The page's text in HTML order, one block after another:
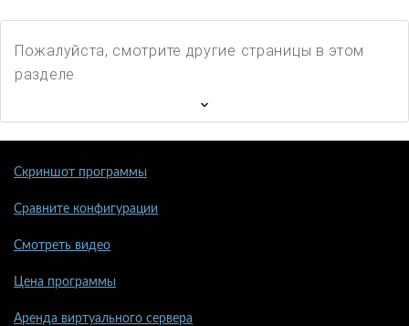
Пожалуйста, смотрите другие страницы в этом
разделе
Скриншот программы
Сравните конфигурации
Смотреть видео
Цена программы
Аренда виртуального сервера